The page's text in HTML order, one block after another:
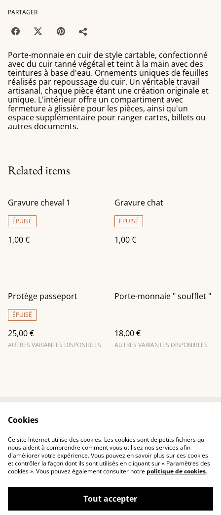
PARTAGER
Porte-monnaie en cuir de style cartable, confectionné
avec du cuir tanné végétal et teint à la main avec des
teintures à base d'eau. Ornements uniques de feuilles
réalisés par repoussage du cuir. Un véritable travail
artisanal, chaque pièce étant une création originale et
unique. L'intérieur offre un compartiment avec
fermeture à glissière pour les pièces, ainsi qu'un
espace supplémentaire pour ranger cartes, billets ou
autres documents.
Related items
Gravure cheval 1
ÉPUISÉ
1,00 €
Gravure chat
ÉPUISÉ
1,00 €
Protège passeport
ÉPUISÉ
25,00 €
AUTRES VARIANTES DISPONIBLES
Porte-monnaie " soufflet "
18,00 €
AUTRES VARIANTES DISPONIBLES
Politique de
confidentialité
Politique de cookies
Cookies
Ce site Internet utilise des cookies. Les cookies sont de petits fichiers qui
nous aident à comprendre comment vous utilisez nos services afin
d'améliorer votre expérience. Vous pouvez en savoir plus sur ces cookies
et contrôler la façon dont ils sont utilisés en cliquant sur « Paramètres des
cookies ». Vous pouvez également consulter notre politique de cookies.
Tout accepter